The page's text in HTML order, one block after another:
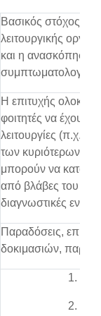
Βασικός στόχος του
λειτουργικής
και η ανασκόπηση
συμπτωματολογίας
Η επιτυχής
φοιτητές να έχουν
λειτουργίες (π.χ.
των κυριότερων
μπορούν να
από βλάβες του
διαγνωστικές
Παραδόσεις,
δοκιμασιών,
1.
2.